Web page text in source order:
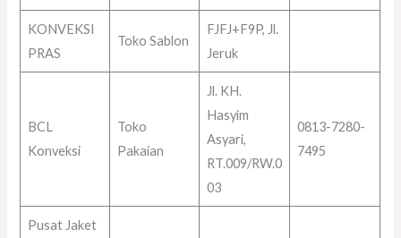
KONVEKSI
PRAS
Toko Sablon
FJFJ+F9P, Jl.
Jeruk
BCL
Konveksi
Toko
Pakaian
Jl. KH.
Hasyim
Asyari,
RT.009/RW.0
03
0813-7280-
7495
Pusat Jaket